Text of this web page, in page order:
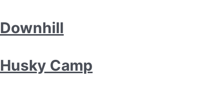
Downhill
Husky Camp